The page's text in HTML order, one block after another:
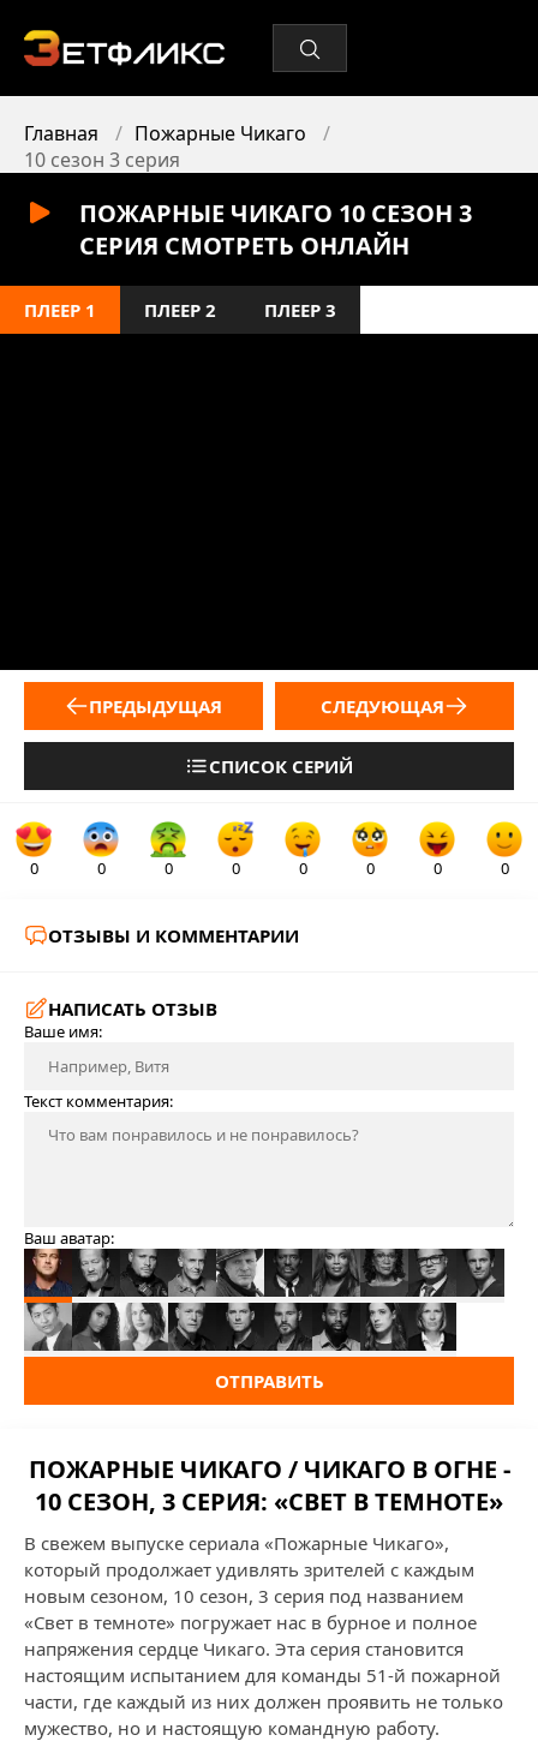
Главная
Пожарные Чикаго
10 сезон 3 серия
ПОЖАРНЫЕ ЧИКАГО 10 СЕЗОН 3
СЕРИЯ СМОТРЕТЬ ОНЛАЙН
ПЛЕЕР 1 ПЛЕЕР 2 ПЛЕЕР 3
ПРЕДЫДУЩАЯ
СПИСОК СЕРИЙ
СЛЕДУЮЩАЯ
0 0 0 0 0 0 0 0
ОТЗЫВЫ И КОММЕНТАРИИ
НАПИСАТЬ ОТЗЫВ
Ваше имя:
Текст комментария:
Ваш аватар:
ОТПРАВИТЬ
ПОЖАРНЫЕ ЧИКАГО / ЧИКАГО В ОГНЕ -
10 СЕЗОН, 3 СЕРИЯ: «СВЕТ В ТЕМНОТЕ»
В свежем выпуске сериала «Пожарные Чикаго»,
который продолжает удивлять зрителей с каждым
новым сезоном, 10 сезон, 3 серия под названием
«Свет в темноте» погружает нас в бурное и полное
напряжения сердце Чикаго. Эта серия становится
настоящим испытанием для команды 51-й пожарной
части, где каждый из них должен проявить не только
мужество, но и настоящую командную работу.